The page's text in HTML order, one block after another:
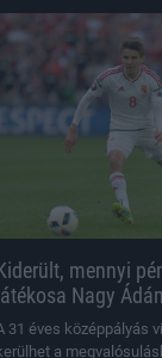
mennyi
Nagy
31 éves középpályás
a